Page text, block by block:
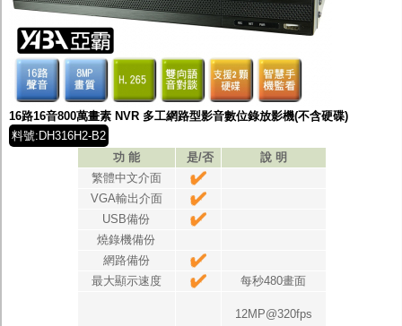
16路16音800萬畫素 NVR 多工網路型影音數位錄放影機(不含硬碟)
料號:DH316H2-B2
功 能
是/否
說 明
繁體中文介面
VGA輸出介面
USB備份
燒錄機備份
網路備份
最大顯示速度
每秒480畫面
12MP@320fps